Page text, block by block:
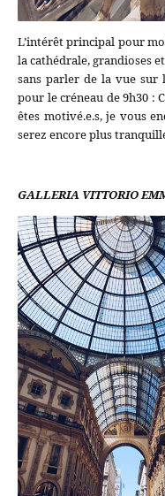
L’intérêt principal pour
la cathédrale, grandioses
sans parler de la vue sur
pour le créneau de 9h30 :
êtes motivé.e.s, je vous
serez encore plus
GALLERIA VITTORIO